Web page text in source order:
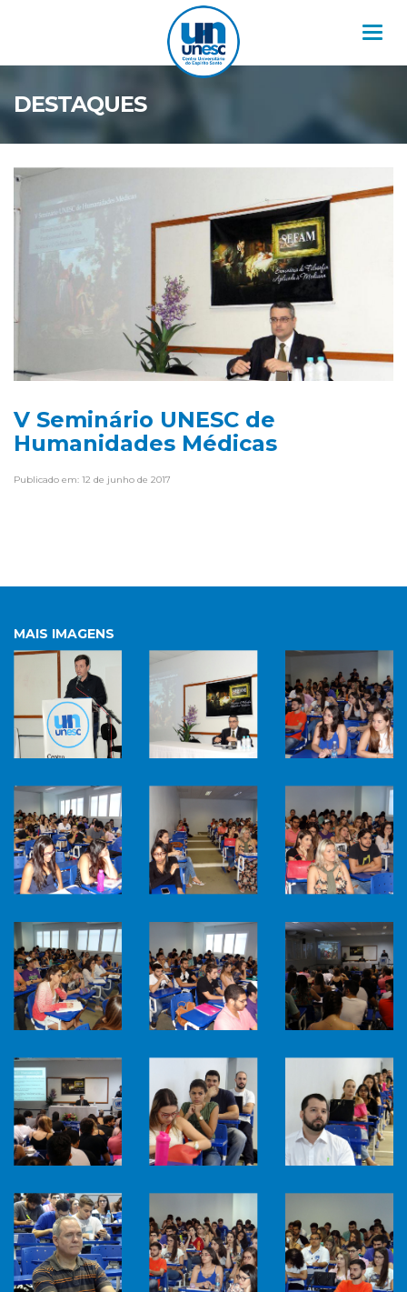
DESTAQUES
V Seminário UNESC de
Humanidades Médicas
Publicado em: 12 de junho de 2017
MAIS IMAGENS